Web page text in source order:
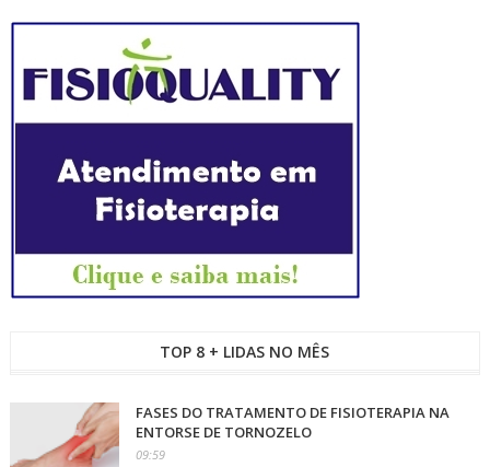
TOP 8 + LIDAS NO MÊS
FASES DO TRATAMENTO DE FISIOTERAPIA NA
ENTORSE DE TORNOZELO
09:59